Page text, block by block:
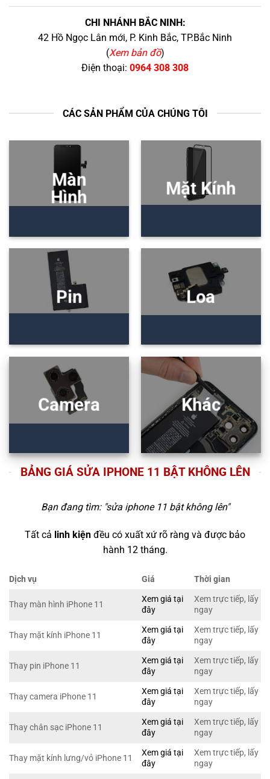
CHI NHÁNH BẮC NINH:
42 Hồ Ngọc Lân mới, P. Kinh Bắc, TP.Bắc Ninh
(Xem bản đồ)
Điện thoại: 0964 308 308
CÁC SẢN PHẨM CỦA CHÚNG TÔI
Màn
Hình
Mặt Kính
Pin Loa
Camera Khác
BẢNG GIÁ SỬA IPHONE 11 BẬT KHÔNG LÊN
Bạn đang tìm: "sửa iphone 11 bật không lên"
Tất cả linh kiện đều có xuất xứ rõ ràng và được bảo
hành 12 tháng.
Dịch vụ Giá Thời gian
Thay màn hình iPhone 11
Xem giá tại
đây
Xem trực tiếp, lấy
ngay
Thay mặt kính iPhone 11
Xem giá tại
đây
Xem trực tiếp, lấy
ngay
Thay pin iPhone 11
Xem giá tại
đây
Xem trực tiếp, lấy
ngay
Thay camera iPhone 11
Xem giá tại
đây
Xem trực tiếp, lấy
ngay
Thay chân sạc iPhone 11
Xem giá tại
đây
Xem trực tiếp, lấy
ngay
Thay mặt kính lưng/vỏ iPhone 11
Xem giá tại
đây
Xem trực tiếp, lấy
ngay